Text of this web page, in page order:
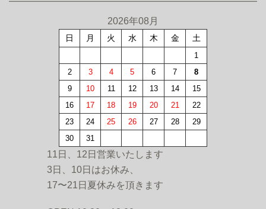
2026年08月
日 月 火 水 木 金 土
1
2
3 4 5 6 7
8
9
10 11 12 13 14
15
16
17 18 19 20 21
22
23
24 25 26 27 28
29
30
31
11日、12日営業いたします
3日、10日はお休み、
17〜21日夏休みを頂きます